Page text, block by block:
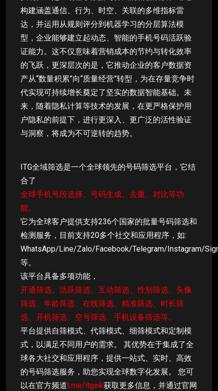
构建涵盖通信、行为、时空、关联的多维指标雷
达，并运用从规则评分到机器学习的分层算法模
型，企业能够建立起动态、智能的手机号码活跃验
证能力。这不仅意味着营销成本的节约与转化效率
的飞跃，更深层次的是，它推动企业的客户数据资
产从“数量积累”向“质量经营”转型，为在存量竞争时
代实现可持续增长奠定了坚实的数据智能基础。未
来，随着隐私计算等技术的发展，在更严格保护用
户隐私的前提下，进行更深入、更广泛的活性验证
与洞察，将成为不可逆转的趋势。
ITG全域筛选是一个全球领先的号码筛选平台，它结
合了
全球手机号段选择、号码生成、去重、对比等功
能。
它为全球客户提供支持236个国家的批量号码筛选和
检测服务，目前支持20多个社交和应用程序，如:
WhatsApp/Line/Zalo/Facebook/Telegram/Instagram/
等。
该平台具备多项功能，
开通筛选、活跃筛选、互动筛选、性别筛选、头像
筛选、年龄筛选、在线筛选、精准筛选、时长筛
选、开机筛选、空号筛选、手机设备筛选等。
平台提供自筛模式、代筛模式、细筛模式和定制模
式，以满足不同用户的需求。 其优势在于集成了全
球各大社交和应用程序，提供一站式、实时、高效
的号码筛选服务，助您实现全球数字化发展。 您可
以在官方频道t.me/itgink获取更多信息，并通过官网